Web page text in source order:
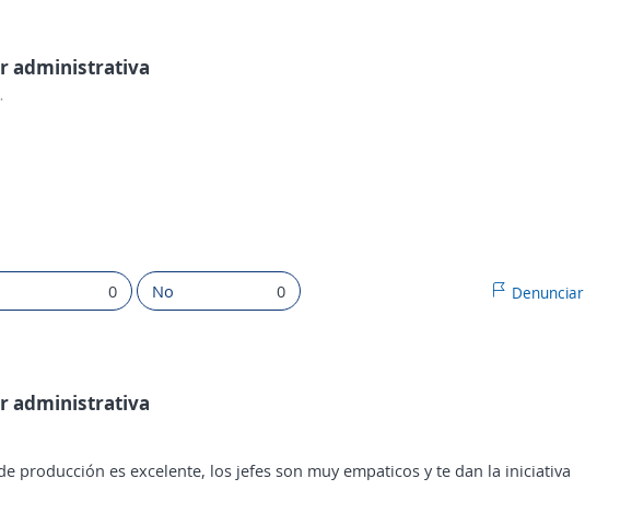
administrativa
0 No 0 Denunciar
administrativa
producción es excelente, los jefes son muy empaticos y te dan la iniciativa